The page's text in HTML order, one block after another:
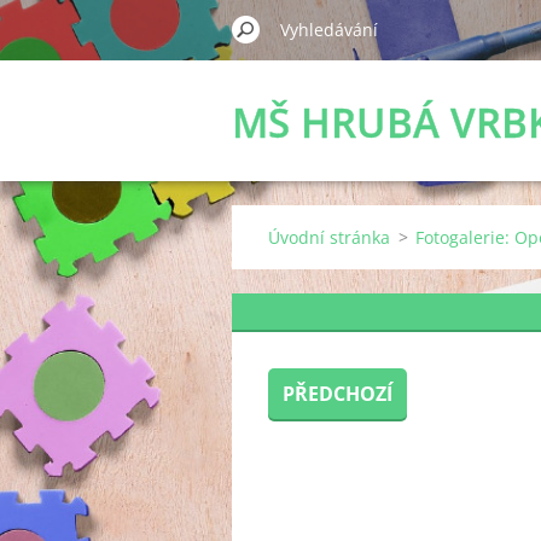
MŠ HRUBÁ
Úvodní stránka > Fotogalerie:
PŘEDCHOZÍ